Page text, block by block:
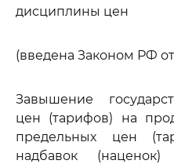
дисциплины цен
(введена Законом РФ от
Завышение
цен (тарифов) на
предельных цен
надбавок